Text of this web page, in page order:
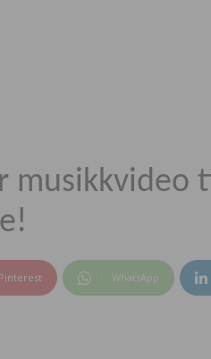
musikkvideo
Pinterest WhatsApp